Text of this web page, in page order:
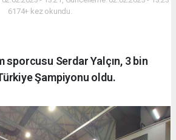
6174+ kez okundu.
sporcusu Serdar Yalçın, 3 bin
Şampiyonu oldu.